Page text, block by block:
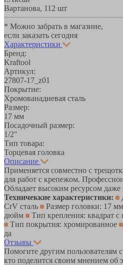
Вартанова, 11 2 шт
* Можно забрать в магазине,
если заказать сегодня
Характеристики
Бренд:
Kraftool
Артикул:
27807-17_z01
Покрытие:
Хромованадиевая сталь
Размер:
17 мм
Посадочный размер:
1/2"
Тип товара:
Торцевая головка
Описание
Применяется совместно с
для работ с крепежом.
Обладает высоким ресурсом
Техничеккие характеристики:
CrV сталь
Размер головки: 17 мм
дюйм
Тип крепления: квадрат
Тип покрытия: хромированное
да
Отзывы
Помогите другим пользователям
кто поделится своим мнением об